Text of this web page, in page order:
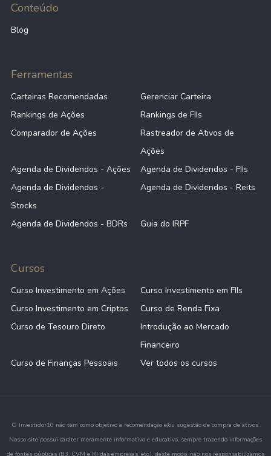
Conteúdo
Blog
Ferramentas
Carteiras Recomendadas
Gerenciar Carteira
Rankings de Ações
Rankings de FIIs
Comparador de Ações
Rastreador de Ativos de
Ações
Agenda de Dividendos - Ações
Agenda de Dividendos - FIIs
Agenda de Dividendos -
Stocks
Agenda de Dividendos - Reits
Agenda de Dividendos - BDRs Guia do IRPF
Cursos
Curso Investimento em Ações
Curso Investimento em FIIs
Curso Investimento em Criptos
Curso de Renda Fixa
Curso de Tesouro Direto
Introdução ao Mercado
Financeiro
Curso de Finanças Pessoais
Ver todos os cursos
O Investidor10 não tem como objetivo a recomendação e/ou sugestão de compra de ativos.
Nosso site possui caráter meramente informativo e educativo, sempre trazendo informações
de fontes públicas (B3, CVM e RI das empresas, etc.), deste modo, não nos responsabilizamos